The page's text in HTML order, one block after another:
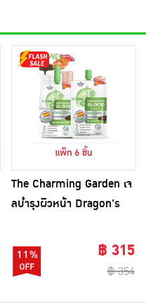
The Charming Garden เจ
ลบำรุงผิวหน้า Dragon's
7 กรัม (แพ็ก 6 ชิ้น)
11% ฿ 315
฿ 354